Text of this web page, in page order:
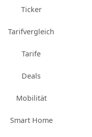
Ticker
Tarifvergleich
Tarife
Deals
Mobilität
Smart Home